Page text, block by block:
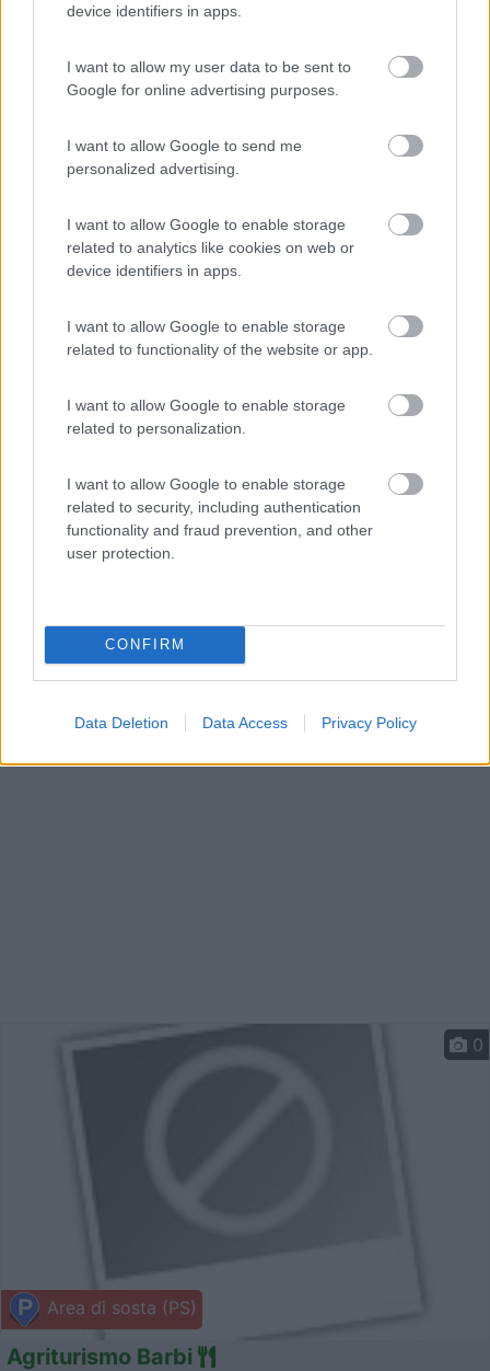
device identifiers in apps.
I want to allow my user data to be sent to
Google for online advertising purposes.
I want to allow Google to send me
personalized advertising.
I want to allow Google to enable storage
related to analytics like cookies on web or
device identifiers in apps.
I want to allow Google to enable storage
related to functionality of the website or app.
I want to allow Google to enable storage
related to personalization.
I want to allow Google to enable storage
related to security, including authentication
functionality and fraud prevention, and other
user protection.
CONFIRM
Data Deletion Data Access Privacy Policy
Pienza (SI) - 33.6km
Area di sosta (AA)
Agriturismo Acquacalda
6 2
Servizi / Posizione
A ridosso del fiume Tevere, struttura con diversi tipi di...
Montone (PG) - 33.6km
Area di sosta (PS)
0
Agriturismo Barbi